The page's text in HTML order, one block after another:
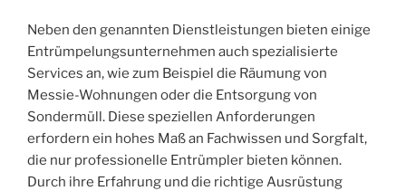
Neben den genannten Dienstleistungen bieten einige
Entrümpelungsunternehmen auch spezialisierte
Services an, wie zum Beispiel die Räumung von
Messie-Wohnungen oder die Entsorgung von
Sondermüll. Diese speziellen Anforderungen
erfordern ein hohes Maß an Fachwissen und Sorgfalt,
die nur professionelle Entrümpler bieten können.
Durch ihre Erfahrung und die richtige Ausrüstung